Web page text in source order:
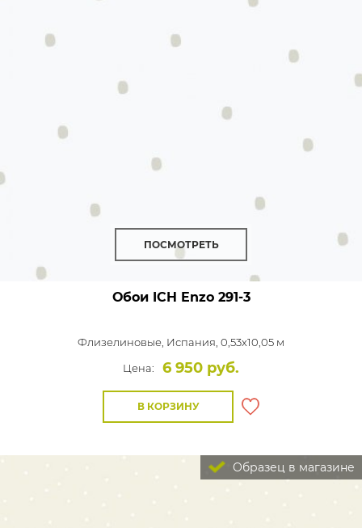
ПОСМОТРЕТЬ
Обои ICH Enzo291-3
Флизелиновые, Испания, 0,53x10,05 м
Цена:
6 950 руб.
В КОРЗИНУ
Образец в магазине